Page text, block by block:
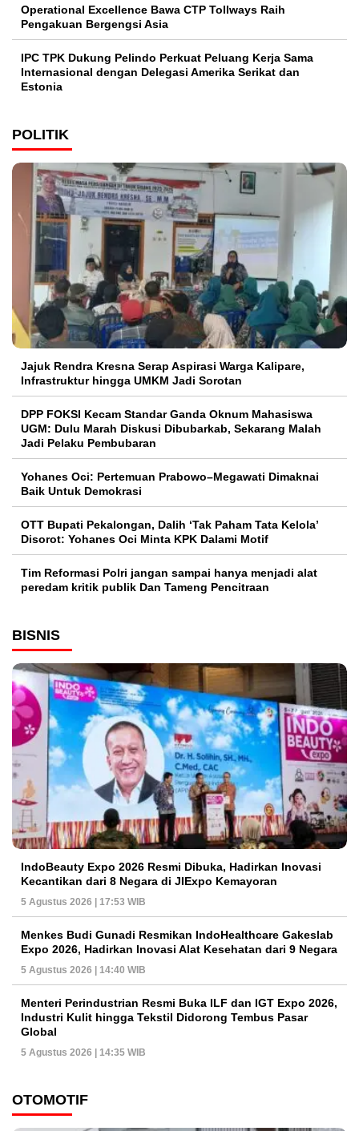
Operational Excellence Bawa CTP Tollways Raih
Pengakuan Bergengsi Asia
IPC TPK Dukung Pelindo Perkuat Peluang Kerja Sama
Internasional dengan Delegasi Amerika Serikat dan
Estonia
POLITIK
Jajuk Rendra Kresna Serap Aspirasi Warga Kalipare,
Infrastruktur hingga UMKM Jadi Sorotan
DPP FOKSI Kecam Standar Ganda Oknum Mahasiswa
UGM: Dulu Marah Diskusi Dibubarkab, Sekarang Malah
Jadi Pelaku Pembubaran
Yohanes Oci: Pertemuan Prabowo–Megawati Dimaknai
Baik Untuk Demokrasi
OTT Bupati Pekalongan, Dalih ‘Tak Paham Tata Kelola’
Disorot: Yohanes Oci Minta KPK Dalami Motif
Tim Reformasi Polri jangan sampai hanya menjadi alat
peredam kritik publik Dan Tameng Pencitraan
BISNIS
IndoBeauty Expo 2026 Resmi Dibuka, Hadirkan Inovasi
Kecantikan dari 8 Negara di JIExpo Kemayoran
5 Agustus 2026 | 17:53 WIB
Menkes Budi Gunadi Resmikan IndoHealthcare Gakeslab
Expo 2026, Hadirkan Inovasi Alat Kesehatan dari 9 Negara
5 Agustus 2026 | 14:40 WIB
Menteri Perindustrian Resmi Buka ILF dan IGT Expo 2026,
Industri Kulit hingga Tekstil Didorong Tembus Pasar
Global
5 Agustus 2026 | 14:35 WIB
OTOMOTIF